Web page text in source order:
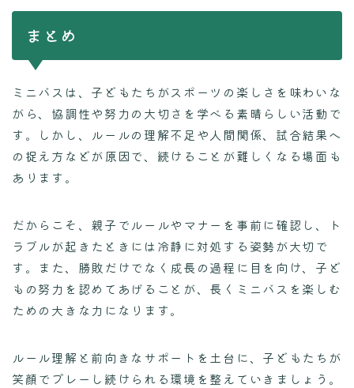
まとめ
ミニバスは、子どもたちがスポーツの楽しさを味わいな
がら、協調性や努力の大切さを学べる素晴らしい活動で
す。しかし、ルールの理解不足や人間関係、試合結果へ
の捉え方などが原因で、続けることが難しくなる場面も
あります。
だからこそ、親子でルールやマナーを事前に確認し、ト
ラブルが起きたときには冷静に対処する姿勢が大切で
す。また、勝敗だけでなく成長の過程に目を向け、子ど
もの努力を認めてあげることが、長くミニバスを楽しむ
ための大きな力になります。
ルール理解と前向きなサポートを土台に、子どもたちが
笑顔でプレーし続けられる環境を整えていきましょう。